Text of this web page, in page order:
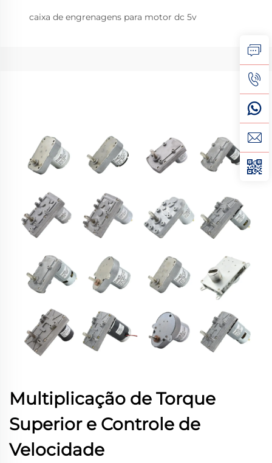
caixa de engrenagens para motor dc 5v
Multiplicação de Torque
Superior e Controle de
Velocidade